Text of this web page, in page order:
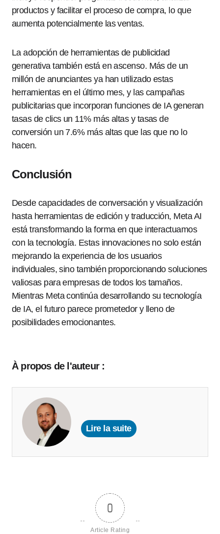
productos y facilitar el proceso de compra, lo que
aumenta potencialmente las ventas.
La adopción de herramientas de publicidad
generativa también está en ascenso. Más de un
millón de anunciantes ya han utilizado estas
herramientas en el último mes, y las campañas
publicitarias que incorporan funciones de IA generan
tasas de clics un 11% más altas y tasas de
conversión un 7.6% más altas que las que no lo
hacen.
Conclusión
Desde capacidades de conversación y visualización
hasta herramientas de edición y traducción, Meta AI
está transformando la forma en que interactuamos
con la tecnología. Estas innovaciones no solo están
mejorando la experiencia de los usuarios
individuales, sino también proporcionando soluciones
valiosas para empresas de todos los tamaños.
Mientras Meta continúa desarrollando su tecnología
de IA, el futuro parece prometedor y lleno de
posibilidades emocionantes.
À propos de l'auteur :
Lire la suite
0
Article Rating